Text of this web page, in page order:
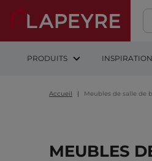
PRODUITS
Accueil Meubles de salle de
MEUBLES